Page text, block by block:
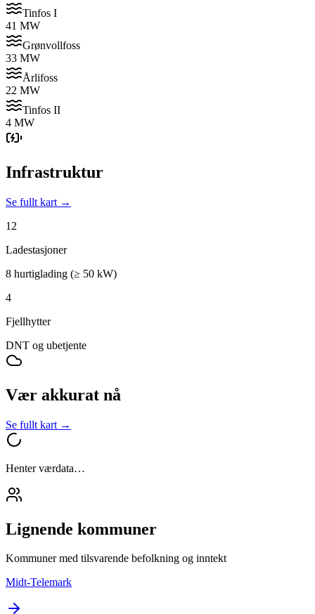
Tinfos I
41 MW
Grønvollfoss
33 MW
Årlifoss
22 MW
Tinfos II
4 MW
Infrastruktur
Se fullt kart →
12
Ladestasjoner
8 hurtiglading (≥ 50 kW)
4
Fjellhytter
DNT og ubetjente
Vær akkurat nå
Se fullt kart →
Henter værdata…
Lignende kommuner
Kommuner med tilsvarende befolkning og inntekt
Midt-Telemark